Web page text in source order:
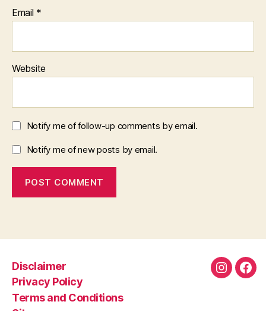
Email *
Website
Notify me of follow-up comments by email.
Notify me of new posts by email.
Disclaimer
Privacy Policy
Terms and Conditions